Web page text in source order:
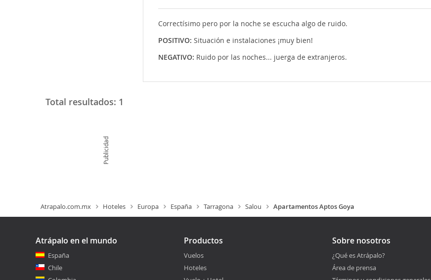
Correctísimo pero por la noche se escucha algo de ruido.
POSITIVO: Situación e instalaciones ¡muy bien!
NEGATIVO: Ruido por las noches... juerga de extranjeros.
Total resultados: 1
Publicidad
Atrapalo.com.mx Hoteles Europa España Tarragona Salou Apartamentos Aptos Goya
Atrápalo en el mundo
España
Chile
Productos
Vuelos
Hoteles
Sobre nosotros
¿Qué es Atrápalo?
Área de prensa